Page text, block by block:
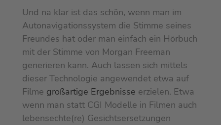
Und na klar ist das schön, wenn man im
Autonavigationssystem die Stimme seines
Freundes hat oder man einfach ein Hörbuch
mit der Stimme von Morgan Freeman
generieren kann. Auch lassen sich mittels
dieser Technologie angewendet etwa auf
Filme großartige Ergebnisse erzielen. Etwa
wenn man statt CGI Modelle in Filmen auch
lebensechte(re) Gesichtsersetzungen